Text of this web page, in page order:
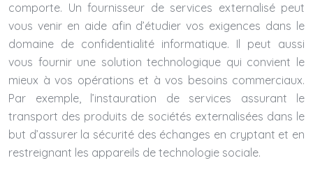
comporte. Un fournisseur de services externalisé peut
vous venir en aide afin d’étudier vos exigences dans le
domaine de confidentialité informatique. Il peut aussi
vous fournir une solution technologique qui convient le
mieux à vos opérations et à vos besoins commerciaux.
Par exemple, l’instauration de services assurant le
transport des produits de sociétés externalisées dans le
but d’assurer la sécurité des échanges en cryptant et en
restreignant les appareils de technologie sociale.